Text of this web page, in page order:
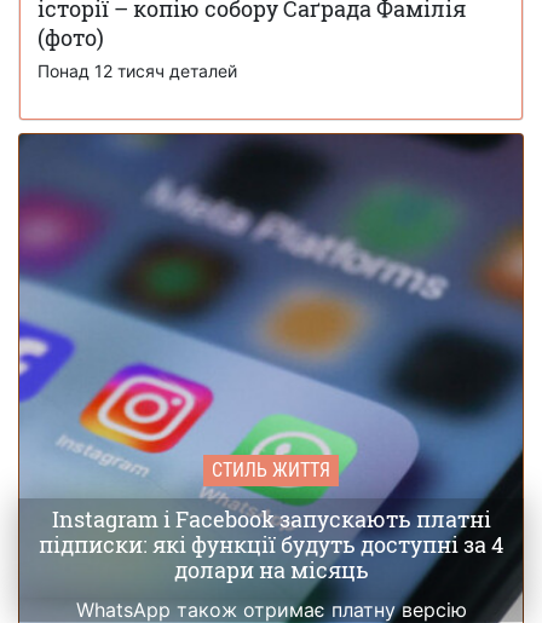
28 листопада 16:12
фото 2025 року – п'ять із них зроблено в Україні
історії – копію собору Саґрада Фамілія
(фото)
Понад 12 тисяч деталей
СТИЛЬ ЖИТТЯ
Instagram і Facebook запускають платні
підписки: які функції будуть доступні за 4
долари на місяць
WhatsApp також отримає платну версію